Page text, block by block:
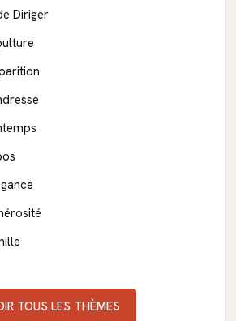
Diriger
TOUS LES THÈMES